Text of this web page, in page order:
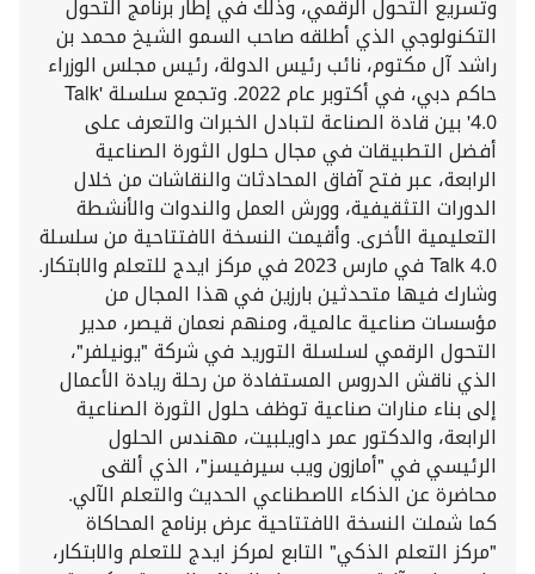
وتسريع التحول الرقمي، وذلك في إطار برنامج التحول
التكنولوجي الذي أطلقه صاحب السمو الشيخ محمد بن
راشد آل مكتوم، نائب رئيس الدولة، رئيس مجلس الوزراء
حاكم دبي، في أكتوبر عام 2022. وتجمع سلسلة 'Talk
4.0' بين قادة الصناعة لتبادل الخبرات والتعرف على
أفضل التطبيقات في مجال حلول الثورة الصناعية
الرابعة، عبر فتح آفاق المحادثات والنقاشات من خلال
الدورات التثقيفية، وورش العمل والندوات والأنشطة
التعليمية الأخرى. وأقيمت النسخة الافتتاحية من سلسلة
Talk 4.0 في مارس 2023 في مركز ايدج للتعلم والابتكار.
وشارك فيها متحدثين بارزين في هذا المجال من
مؤسسات صناعية عالمية، ومنهم نعمان قيصر، مدير
التحول الرقمي لسلسلة التوريد في شركة "يونيلفر"،
الذي ناقش الدروس المستفادة من رحلة ريادة الأعمال
إلى بناء منارات صناعية توظف حلول الثورة الصناعية
الرابعة، والدكتور عمر داويلبيت، مهندس الحلول
الرئيسي في "أمازون ويب سيرفيسز"، الذي ألقى
محاضرة عن الذكاء الاصطناعي الحديث والتعلم الآلي.
كما شملت النسخة الافتتاحية عرض برنامج المحاكاة
"مركز التعلم الذكي" التابع لمركز ايدج للتعلم والابتكار،